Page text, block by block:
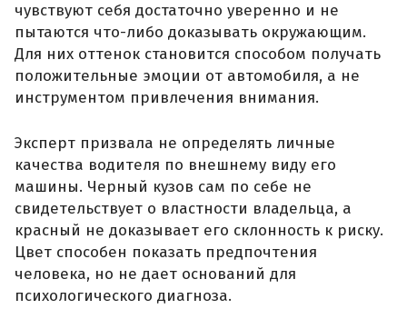
чувствуют себя достаточно уверенно и не
пытаются что-либо доказывать окружающим.
Для них оттенок становится способом получать
положительные эмоции от автомобиля, а не
инструментом привлечения внимания.
Эксперт призвала не определять личные
качества водителя по внешнему виду его
машины. Черный кузов сам по себе не
свидетельствует о властности владельца, а
красный не доказывает его склонность к риску.
Цвет способен показать предпочтения
человека, но не дает оснований для
психологического диагноза.